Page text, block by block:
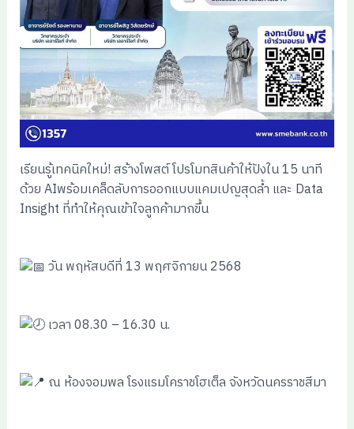
เรียนรู้เทคนิคใหม่! สร้างโพสต์ โปรโมทสินค้าให้ปังใน 15 นาที
ด้วย AIพร้อมเคล็ดลับการออกแบบแคมเปญสุดล้ำ และ Data
Insight ที่ทำให้คุณเข้าใจลูกค้ามากขึ้น
วัน พฤหัสบดีที่ 13 พฤศจิกายน 2568
เวลา 08.30 – 16.30 น.
ณ ห้องจอมพล โรงแรมโคราชโฮเต็ล จังหวัดนครราชสีมา